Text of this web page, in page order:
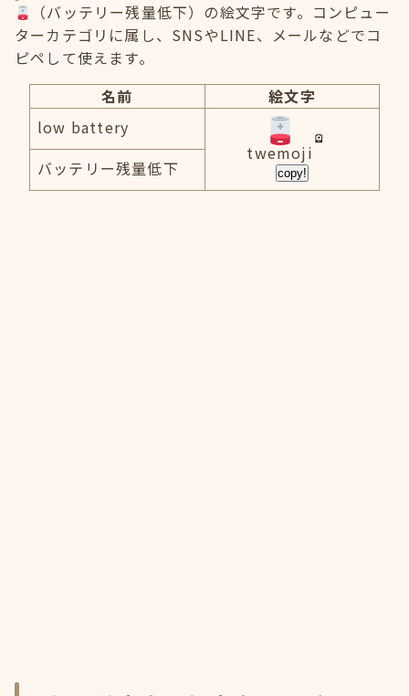
（バッテリー残量低下）の絵文字です。コンピュー
ターカテゴリに属し、SNSやLINE、メールなどでコ
ピペして使えます。
名前
絵文字
low battery
twemoji
copy!
バッテリー残量低下